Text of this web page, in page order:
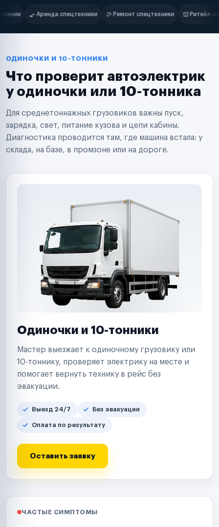
Нам доверяют
Ремонт спецтехники Ритейл-сети Управляющие компании
Маркетплейсы
Таксопарки
Автодилеры
Поставщики запчастей
Аренда спецтехники
Ремонт спецтехники
Ритейл-сети
Управляющие компании
Страховые компании
ОДИНОЧКИ И 10-ТОННИКИ
Что проверит автоэлектрик
у одиночки или 10-тонника
Для среднетоннажных грузовиков важны пуск,
зарядка, свет, питание кузова и цепи кабины.
Диагностика проводится там, где машина встала: у
склада, на базе, в промзоне или на дороге.
Одиночки и 10-тонники
Мастер выезжает к одиночному грузовику или
10-тоннику, проверяет электрику на месте и
помогает вернуть технику в рейс без
эвакуации.
Выезд 24/7 Без эвакуации
Оплата по результату
Оставить заявку
ЧАСТЫЕ СИМПТОМЫ